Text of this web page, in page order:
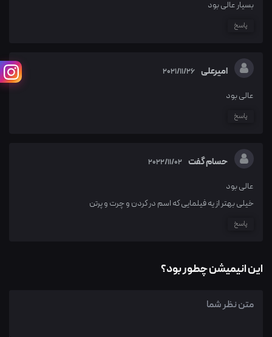
بسیار عالی بود
پاسخ
امیرعلی 2021/11/26
عالی بود
پاسخ
حسام گفت 2022/11/02
عالی بود
خیلی بهتر از یه فیلمایی که اسم در کردن و چرت و پرتن
پاسخ
این انیمیشن چطور بود؟